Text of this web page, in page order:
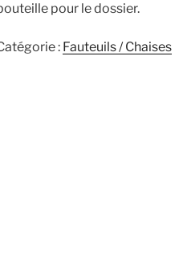
pour le dossier.
: Fauteuils / Chaises